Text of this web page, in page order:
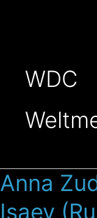
WDC
Anna
Isaev
Anna
Zudilina&Fedor
Isaev